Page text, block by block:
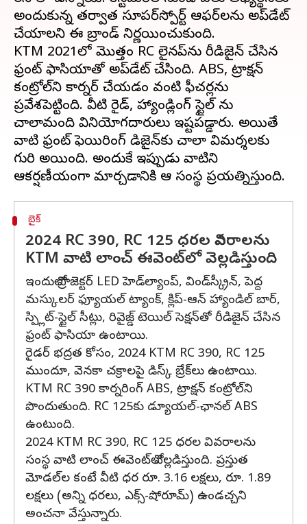
అందుకున్న తర్వాత సూపర్‌స్పోర్ట్ ఆఫర్‌లను అప్‌డేట్
చేయాలని ఈ బ్రాండ్ నిర్ణయించుకుంది.
KTM 2021లో మొత్తం RC లైనప్‌ను రీడిజైన్ చేసిన
ఫ్రంట్ ఫాసియాతో అప్‌డేట్ చేసింది. ABS, ట్రాక్షన్
కంట్రోల్‌ని కార్నర్ చేయడం వంటి ఫీచర్లను
ప్రవేశపెట్టింది. వీటి రైడ్, హ్యాండ్లింగ్ స్టైల్ ను
చాలామంది వినియోగదారులు ఇష్టపడ్డారు. అయితే
వాటి ఫ్రంట్ ఫెయిరింగ్ డిజైన్‌కు చాలా విమర్శలకు
గురి అయింది. అందుకే ఇప్పుడు వాటిని
బైక్
2024 RC 390, RC 125 ధరల వివరాలను
KTM వాటి లాంచ్ ఈవెంట్‌లో వెల్లడిస్తుంది
ఇందులో ప్రొజెక్టర్ LED హెడ్‌ల్యాంప్, విండ్‌స్క్రీన్, పెద్ద
మస్కులర్ ఫ్యూయల్ ట్యాంక్, క్లిప్-ఆన్ హ్యాండిల్ బార్,
స్ప్లిట్-స్టైల్ సీట్లు, రివైజ్డ్ టెయిల్ సెక్షన్‌తో రీడిజైన్ చేసిన
ఫ్రంట్ ఫాసియా ఉంటాయి.
రైడర్ భద్రత కోసం, 2024 KTM RC 390, RC 125
ముందూ, వెనకా చక్రాలపై డిస్క్ బ్రేక్‌లు ఉంటాయి.
KTM RC 390 కార్నరింగ్ ABS, ట్రాక్షన్ కంట్రోల్‌ని
పొందుతుంది. RC 125కు డ్యూయల్-ఛానల్ ABS
ఉంటుంది.
2024 KTM RC 390, RC 125 ధరల వివరాలను
సంస్థ వాటి లాంచ్ ఈవెంట్‌లో వెల్లడిస్తుంది. ప్రస్తుత
మోడల్‌ల కంటే వీటి ధర రూ. 3.16 లక్షలు, రూ. 1.89
లక్షలు (అన్ని ధరలు, ఎక్స్-షోరూమ్) ఉండచ్చని
అంచనా వేస్తున్నారు.